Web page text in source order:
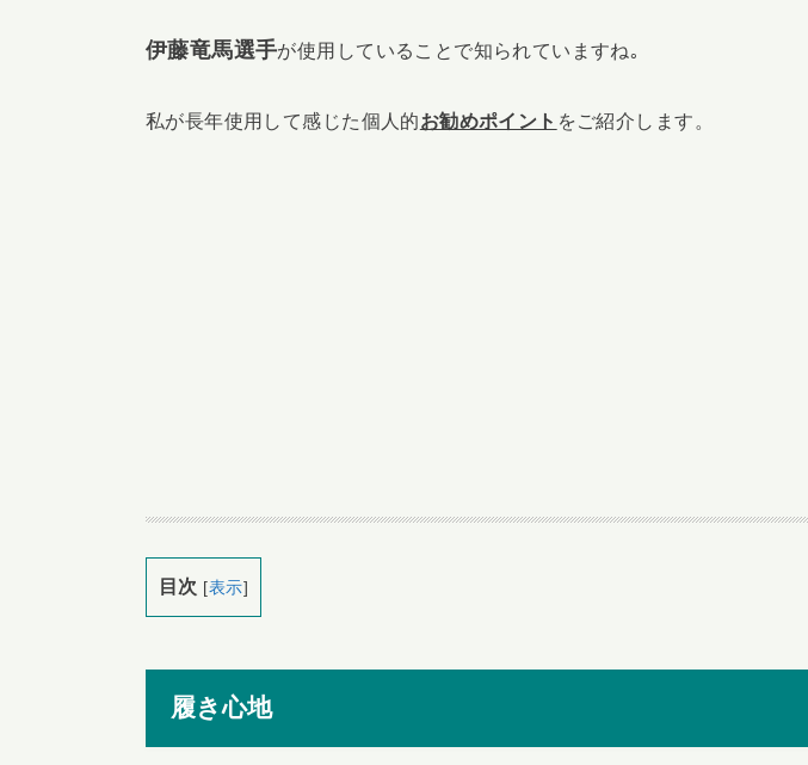
伊藤竜馬選手が使用していることで知られていますね｡
私が長年使用して感じた個人的お勧めポイント をご紹介します。
目次 [表示]
履き心地